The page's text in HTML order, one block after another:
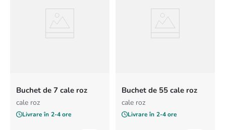
Buchet de 7 cale roz
cale roz
Livrare în 2-4 ore
Buchet de 55 cale roz
cale roz
Livrare în 2-4 ore